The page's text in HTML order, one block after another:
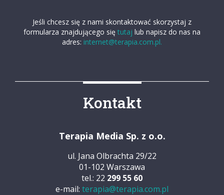
Jeśli chcesz się z nami skontaktować skorzystaj z
formularza znajdującego się tutaj lub napisz do nas na
adres: internet@terapia.com.pl.
Kontakt
Terapia Media Sp. z o.o.
ul. Jana Olbrachta 29/22
01-102 Warszawa
tel.: 22 299 55 60
e-mail: terapia@terapia.com.pl